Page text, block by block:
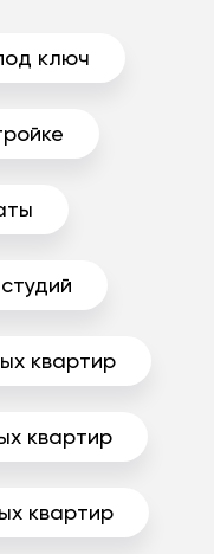
ключ
квартир
квартир
квартир